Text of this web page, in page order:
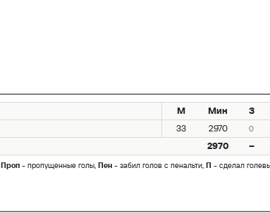
М Мин З
33 2970 0
2970 –
Проп - пропущенные голы, Пен - забил голов с пенальти, П - сделал